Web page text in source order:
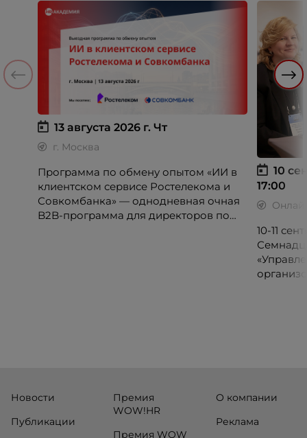
13 августа 2026 г. Чт
г. Москва
Программа по обмену опытом «ИИ в
клиентском сервисе Ростелекома и
Совкомбанка» — однодневная очная
B2B-программа для директоров по
10
17:00
10-11
Новости
Публикации
Премия
WOW!HR
Премия WOW
О компании
Реклама